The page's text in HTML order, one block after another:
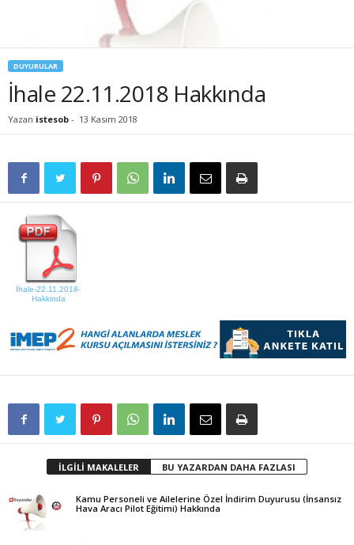
DUYURULAR
İhale 22.11.2018 Hakkında
Yazan istesob - 13 Kasım 2018
İhale-22.11.2018-
Hakkinda
İLGİLİ MAKALELER BU YAZARDAN DAHA FAZLASI
Kamu Personeli ve Ailelerine Özel İndirim Duyurusu (İnsansız
Hava Aracı Pilot Eğitimi) Hakkında